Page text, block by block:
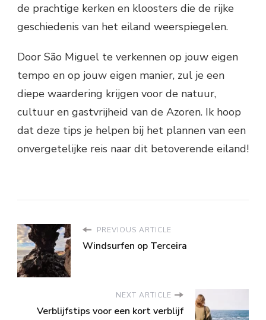
de prachtige kerken en kloosters die de rijke
geschiedenis van het eiland weerspiegelen.
Door São Miguel te verkennen op jouw eigen
tempo en op jouw eigen manier, zul je een
diepe waardering krijgen voor de natuur,
cultuur en gastvrijheid van de Azoren. Ik hoop
dat deze tips je helpen bij het plannen van een
onvergetelijke reis naar dit betoverende eiland!
PREVIOUS ARTICLE
Windsurfen op Terceira
NEXT ARTICLE
Verblijfstips voor een kort verblijf